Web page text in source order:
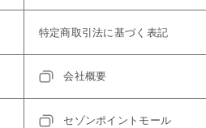
特定商取引法に基づく表記
会社概要
セゾンポイントモール